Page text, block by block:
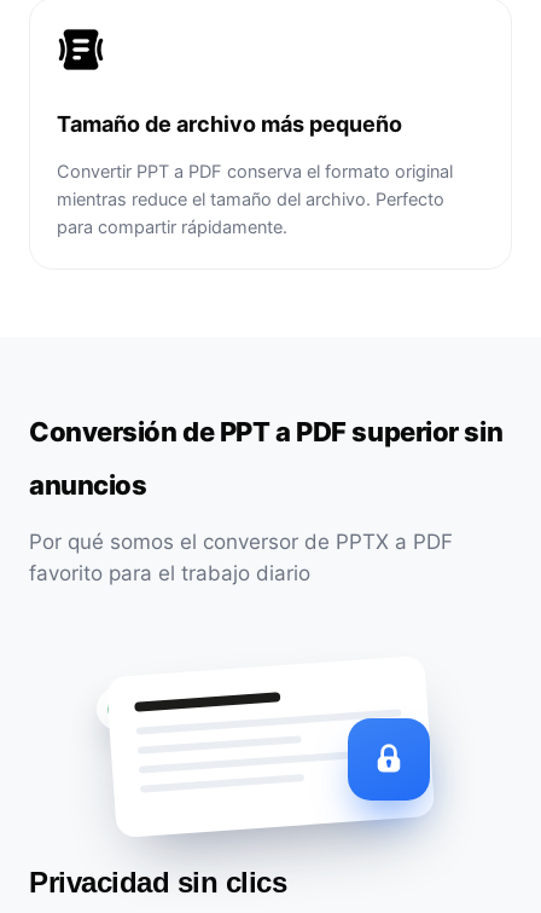
Tamaño de archivo más pequeño
Convertir PPT a PDF conserva el formato original
mientras reduce el tamaño del archivo. Perfecto
para compartir rápidamente.
Conversión de PPT a PDF superior sin
anuncios
Por qué somos el conversor de PPTX a PDF
favorito para el trabajo diario
Encriptado SSL
Privacidad sin clics